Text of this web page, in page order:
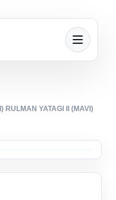
RULMAN YATAGI II (MAVI)